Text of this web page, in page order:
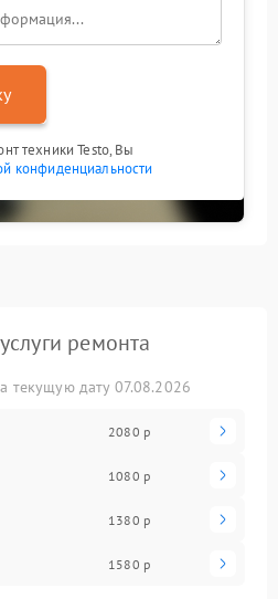
техники Testo, Вы
конфиденциальности
ремонта
текущую дату 07.08.2026
2080 р
1080 р
1380 р
1580 р